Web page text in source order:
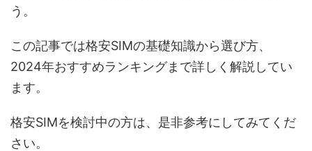
う。
この記事では格安SIMの基礎知識から選び方、
2024年おすすめランキングまで詳しく解説してい
ます。
格安SIMを検討中の方は、是非参考にしてみてくだ
さい。